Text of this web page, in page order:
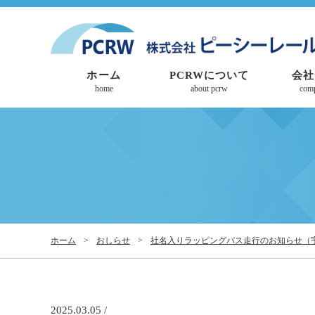
ホーム
home
PCRWについて
about pcrw
会
ホーム > おしらせ > 社名入りラッピングバス走行のお知らせ（
2025.03.05 /